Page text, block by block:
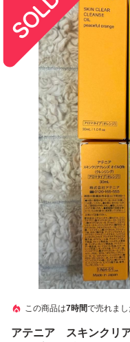
この商品は7時間で売れまし
アテニア スキンクリ